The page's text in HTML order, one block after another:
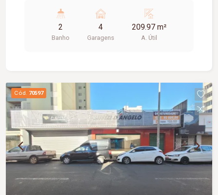
pare privativa total, 04 vagas privativas.
2
Banho
4
Garagens
209.97 m²
A. Útil
Cód. 70597